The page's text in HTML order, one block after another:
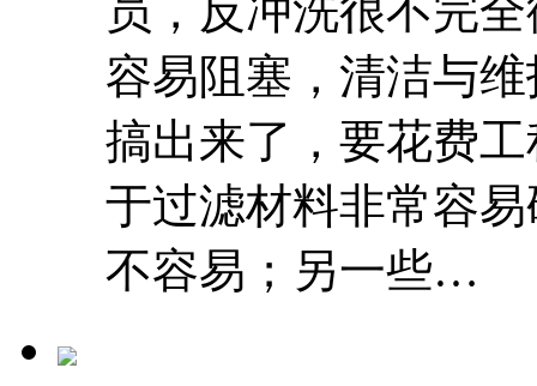
员，反冲洗很不完
容易阻塞，清洁与
搞出来了，要花费
于过滤材料非常容
不容易；另一些…